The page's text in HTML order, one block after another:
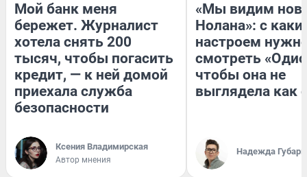
Мой банк меня
бережет. Журналист
хотела снять 200
тысяч, чтобы погасить
кредит, — к ней домой
приехала служба
безопасности
Ксения Владимирская
Автор мнения
«Мы видим
Нолана»: с
настроем
смотреть
чтобы она не
выглядела как
Надежда Губарь